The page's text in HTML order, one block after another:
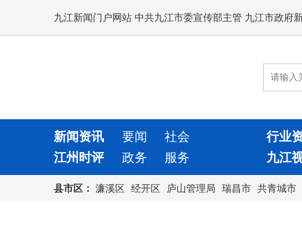
九江新闻门户网站 中共九江市委宣传部主管 九江市政府
新闻资讯 要闻 社会 行业
江州时评
政务 服务 九江
县市区： 濂溪区 经开区 庐山管理局 瑞昌市 共青城市